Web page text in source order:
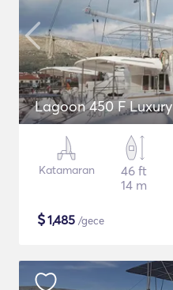
Lagoon 450 F Luxury
Katamaran
46 ft
14 m
$1,485 /gece